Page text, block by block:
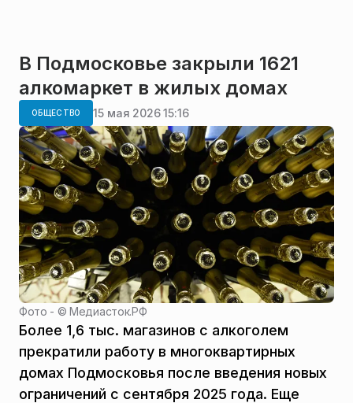
В Подмосковье закрыли 1621
алкомаркет в жилых домах
ОБЩЕСТВО 15 мая 2026 15:16
Фото - ©Медиасток.РФ
Более 1,6 тыс. магазинов с алкоголем
прекратили работу в многоквартирных
домах Подмосковья после введения новых
ограничений с сентября 2025 года. Еще